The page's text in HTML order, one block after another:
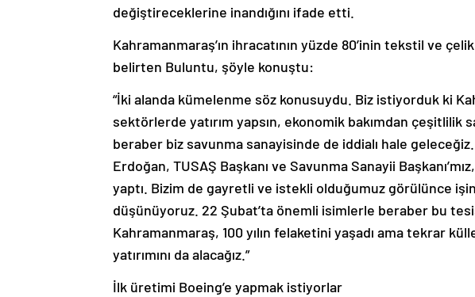
değiştireceklerine inandığını ifade etti.
Kahramanmaraş’ın ihracatının yüzde 80’inin tekstil ve
belirten Buluntu, şöyle konuştu:
“İki alanda kümelenme söz konusuydu. Biz istiyorduk ki
sektörlerde yatırım yapsın, ekonomik bakımdan çeşitlilik
beraber biz savunma sanayisinde de iddialı hale geleceğiz.
Erdoğan, TUSAŞ Başkanı ve Savunma Sanayii
yaptı. Bizim de gayretli ve istekli olduğumuz görülünce işin
düşünüyoruz. 22 Şubat’ta önemli isimlerle beraber bu
Kahramanmaraş, 100 yılın felaketini yaşadı ama tekrar
yatırımını da alacağız.”
İlk üretimi Boeing’e yapmak istiyorlar